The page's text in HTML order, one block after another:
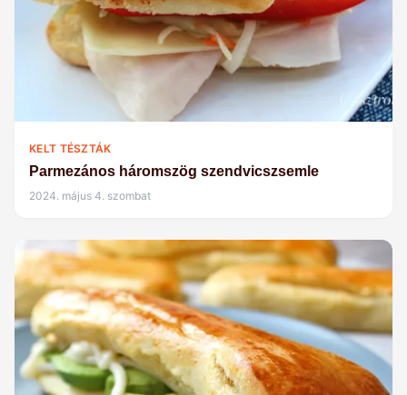
KELT TÉSZTÁK
Parmezános háromszög szendvicszsemle
2024. május 4. szombat